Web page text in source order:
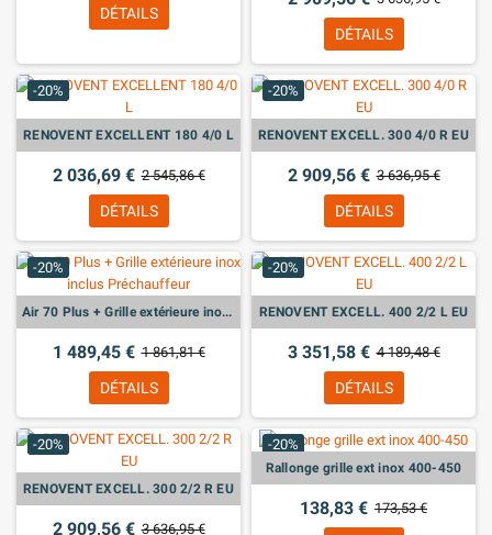
DÉTAILS
DÉTAILS
-20%
RENOVENT EXCELLENT 180 4/0 L
2 036,69 € 2 545,86 €
DÉTAILS
-20%
RENOVENT EXCELL. 300 4/0 R EU
2 909,56 € 3 636,95 €
DÉTAILS
-20%
Air 70 Plus + Grille extérieure inox inclus Préchauffeur
1 489,45 € 1 861,81 €
DÉTAILS
-20%
RENOVENT EXCELL. 400 2/2 L EU
3 351,58 € 4 189,48 €
DÉTAILS
-20%
RENOVENT EXCELL. 300 2/2 R EU
2 909,56 € 3 636,95 €
-20%
Rallonge grille ext inox 400-450
138,83 € 173,53 €